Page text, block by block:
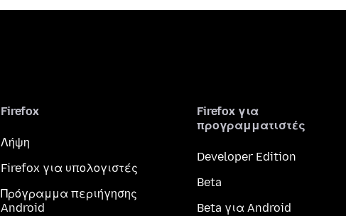
Firefox
Λήψη
Firefox για υπολογιστές
Πρόγραμμα περιήγησης
Android
Firefox για
προγραμματιστές
Developer Edition
Beta
Beta για Android